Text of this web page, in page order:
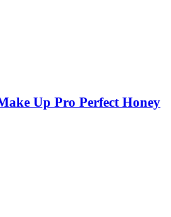
Up Pro Perfect Honey